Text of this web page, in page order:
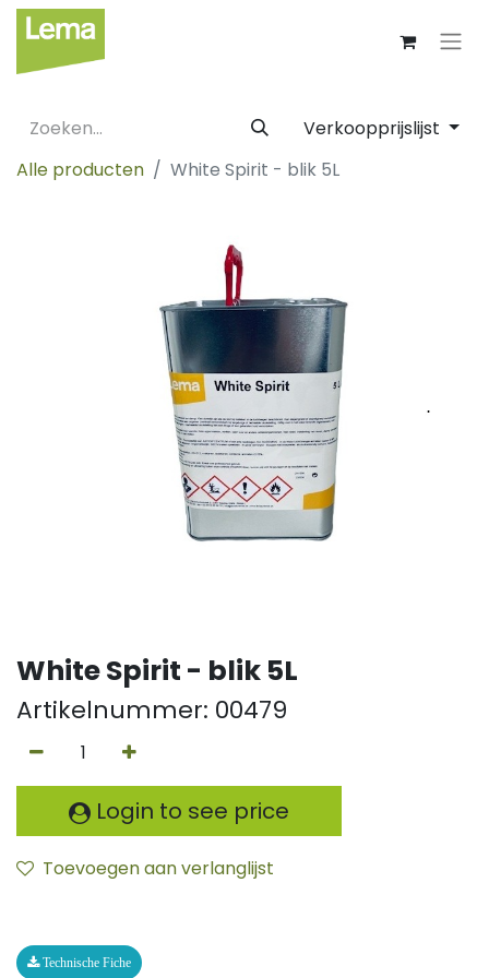
Verkoopprijslijst
Alle producten
White Spirit - blik 5L
White Spirit - blik 5L
Artikelnummer: 00479
Login to see price
Toevoegen aan verlanglijst
Technische Fiche